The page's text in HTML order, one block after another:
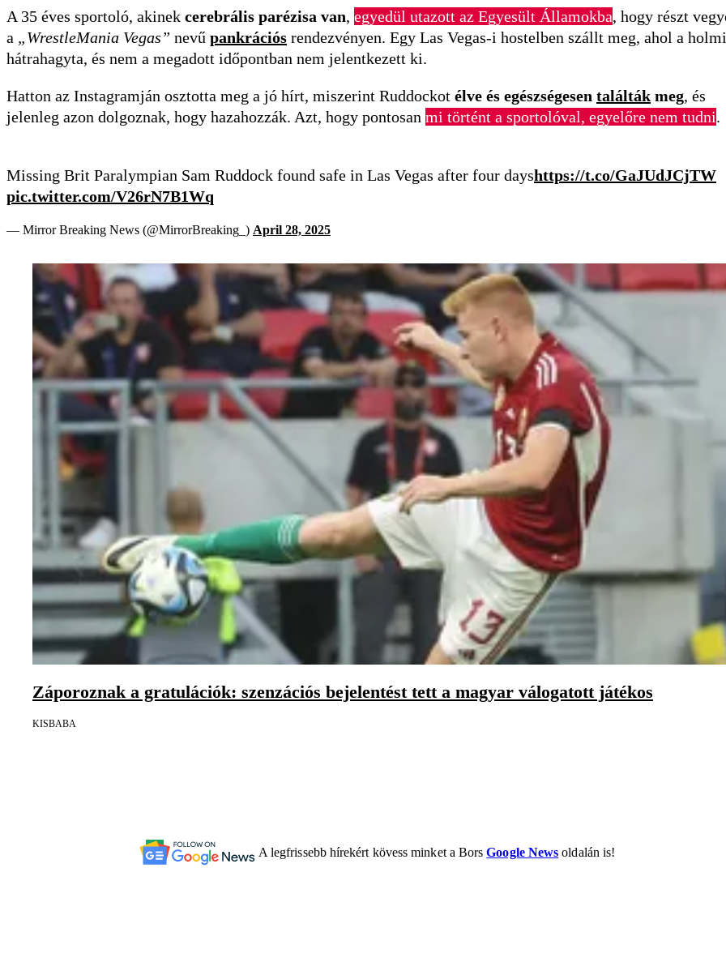
A 35 éves sportoló, akinek cerebrális parézisa van, egyedül utazott az Egyesült Államokba, hogy részt
a „WrestleMania Vegas” nevű pankrációs rendezvényen. Egy Las Vegas-i hostelben szállt meg, ahol a
hátrahagyta, és nem a megadott időpontban nem jelentkezett ki.
Hatton az Instagramján osztotta meg a jó hírt, miszerint Ruddockot élve és egészségesen találták meg, és
jelenleg azon dolgoznak, hogy hazahozzák. Azt, hogy pontosan mi történt a sportolóval, egyelőre nem tudni.
Missing Brit Paralympian Sam Ruddock found safe in Las Vegas after four dayshttps://t.co/GaJUdJCjTW
pic.twitter.com/V26rN7B1Wq
— Mirror Breaking News (@MirrorBreaking_) April 28, 2025
Záporoznak a gratulációk: szenzációs bejelentést tett a magyar válogatott játékos
KISBABA
A legfrissebb hírekért kövess minket a BorsGoogle News oldalán is!